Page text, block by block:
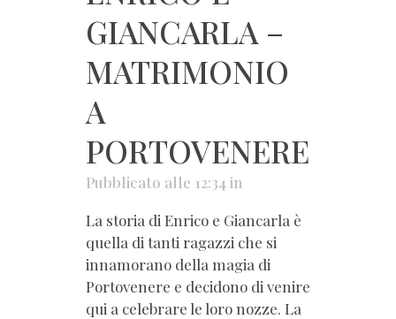
GIANCARLA –
MATRIMONIO
A
PORTOVENERE
Pubblicato alle 12:34 in
La storia di Enrico e Giancarla è
quella di tanti ragazzi che si
innamorano della magia di
Portovenere e decidono di venire
qui a celebrare le loro nozze. La